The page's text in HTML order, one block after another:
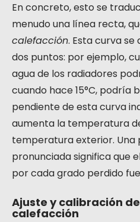
En concreto, esto se
menudo una línea recta,
calefacción. Esta curva
dos puntos: por ejemplo,
agua de los radiadores
cuando hace 15°C, podría
pendiente de esta curva
aumenta la temperatura
temperatura exterior. Una
pronunciada significa que
por cada grado perdido
Ajuste y calibración
calefacción